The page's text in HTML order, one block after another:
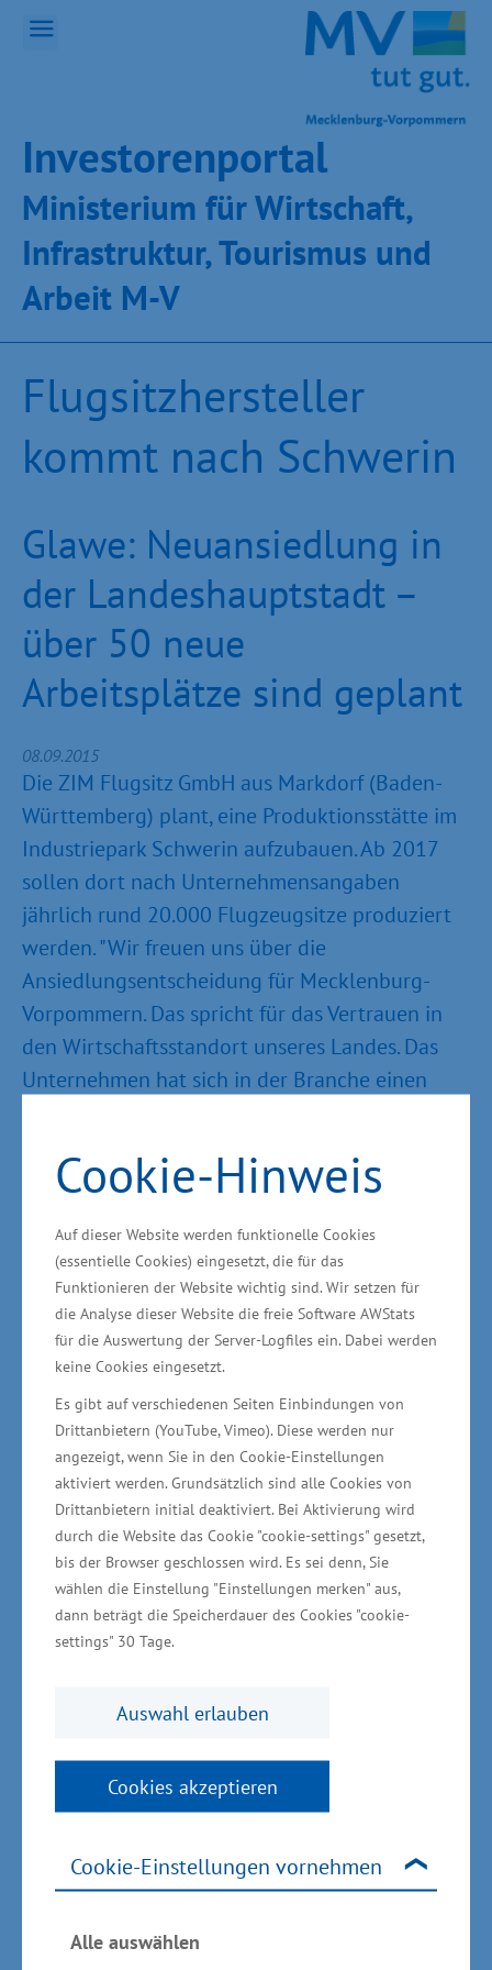
Cookie-Hinweis
Auf dieser Website werden funktionelle Cookies
(essentielle Cookies) eingesetzt, die für das
Funktionieren der Website wichtig sind. Wir setzen für
die Analyse dieser Website die freie Software AWStats
für die Auswertung der Server-Logfiles ein. Dabei werden
keine Cookies eingesetzt.
Es gibt auf verschiedenen Seiten Einbindungen von
Drittanbietern (YouTube, Vimeo). Diese werden nur
angezeigt, wenn Sie in den Cookie-Einstellungen
aktiviert werden. Grundsätzlich sind alle Cookies von
Drittanbietern initial deaktiviert. Bei Aktivierung wird
durch die Website das Cookie "cookie-settings" gesetzt,
bis der Browser geschlossen wird. Es sei denn, Sie
wählen die Einstellung "Einstellungen merken" aus,
dann beträgt die Speicherdauer des Cookies "cookie-
settings" 30 Tage.
Auswahl erlauben
Cookies akzeptieren
Cookie-Einstellungen vornehmen
Alle auswählen
Inves­toren­por­tal
Ministeri­um für Wirt­schaft,
Infra­struk­tur, Tou­ris­mus und
Ar­beit M-V
Flugsitzhersteller
kommt nach Schwerin
Glawe: Neuansiedlung in
der Landeshauptstadt –
über 50 neue
Arbeitsplätze sind geplant
08.09.2015
Die ZIM Flugsitz GmbH aus Markdorf (Baden-
Württemberg) plant, eine Produktionsstätte im
Industriepark Schwerin aufzubauen. Ab 2017
sollen dort nach Unternehmensangaben
jährlich rund 20.000 Flugzeugsitze produziert
werden. "Wir freuen uns über die
Ansiedlungsentscheidung für Mecklenburg-
Vorpommern. Das spricht für das Vertrauen in
den Wirtschaftsstandort unseres Landes. Das
Unternehmen hat sich in der Branche einen
Metropolregion Hamburg von Vorteil", sagte der
Harry Glawe am Dienstag. Bereits im Oktober
sollen nach Unternehmensangaben die ersten
Vorarbeiten für die neue Produktionshalle mit
einer Fläche von 7.500 Quadratmetern
erfolgen.
Mehr als 50 neue Jobs sollen entstehen
Die ZIM Flugsitz GmbH ist ein Hersteller von
gewichtsoptimierten Flugzeugsitzen für die
Economy, Premium Economy und Business
Klasse. "Wir bekennen uns zu unserem Hauptsitz
in Markdorf. In der Nähe zum Hamburger Hafen
Flugzeugbauer sehen wir jedoch deutliche
Entscheidung. Gegenwärtig laufen die
"Geplant ist, dass voraussichtlich mehr als 50
allem wissensbasierte Arbeitsplätze im